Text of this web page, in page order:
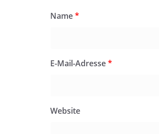
Name*
E-Mail-Adresse*
Website